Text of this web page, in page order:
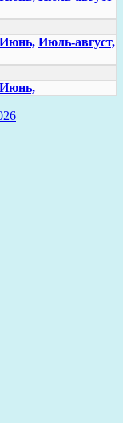
Июнь, Июль-август,
Июнь,